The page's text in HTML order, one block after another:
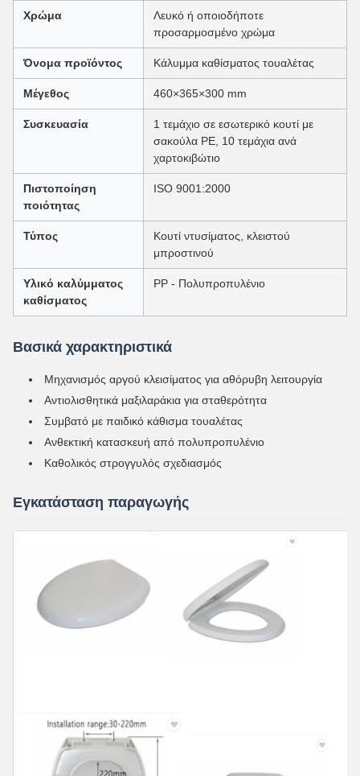
Χρώμα
Λευκό ή οποιοδήποτε
προσαρμοσμένο χρώμα
Όνομα προϊόντος Κάλυμμα καθίσματος τουαλέτας
Μέγεθος 460×365×300 mm
Συσκευασία
1 τεμάχιο σε εσωτερικό κουτί με
σακούλα PE, 10 τεμάχια ανά
χαρτοκιβώτιο
Πιστοποίηση
ποιότητας
ISO 9001:2000
Τύπος
Κουτί ντυσίματος, κλειστού
μπροστινού
Υλικό καλύμματος
καθίσματος
PP - Πολυπροπυλένιο
Βασικά χαρακτηριστικά
Μηχανισμός αργού κλεισίματος για αθόρυβη λειτουργία
Αντιολισθητικά μαξιλαράκια για σταθερότητα
Συμβατό με παιδικό κάθισμα τουαλέτας
Ανθεκτική κατασκευή από πολυπροπυλένιο
Καθολικός στρογγυλός σχεδιασμός
Εγκατάσταση παραγωγής